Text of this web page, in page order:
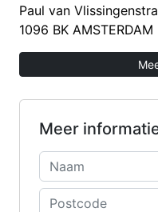
Paul van
1096 BK AMSTERDAM
Meer